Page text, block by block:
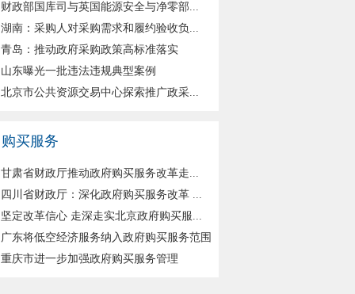
财政部国库司与英国能源安全与净零部...
湖南：采购人对采购需求和履约验收负...
青岛：推动政府采购政策高标准落实
山东曝光一批违法违规典型案例
北京市公共资源交易中心探索推广政采...
购买服务
甘肃省财政厅推动政府购买服务改革走...
四川省财政厅：深化政府购买服务改革 ...
坚定改革信心 走深走实北京政府购买服...
广东将低空经济服务纳入政府购买服务范围
重庆市进一步加强政府购买服务管理